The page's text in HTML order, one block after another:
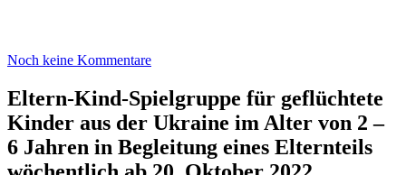
Noch keine Kommentare
Eltern-Kind-Spielgruppe für geflüchtete
Kinder aus der Ukraine im Alter von 2 –
6 Jahren in Begleitung eines Elternteils